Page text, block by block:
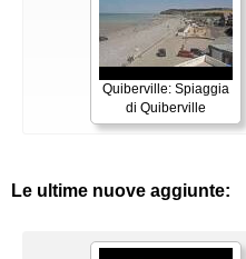
Quiberville: Spiaggia
di Quiberville
Le ultime nuove aggiunte: